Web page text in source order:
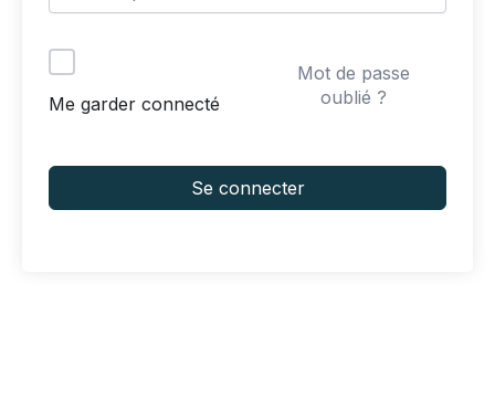
Me garder connecté
Mot de passe
oublié ?
Se connecter